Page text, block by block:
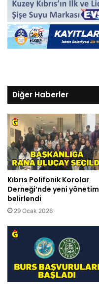
Diğer Haberler
Kıbrıs Polifonik Korolar
Derneği’nde yeni yönetim
belirlendi
29 Ocak 2026